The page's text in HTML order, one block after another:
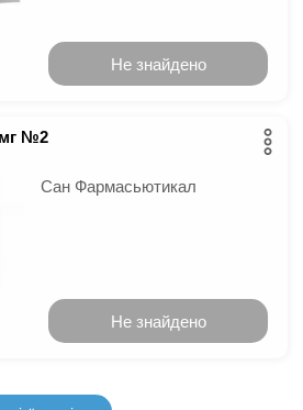
Не знайдено
мг №2
Сан Фармасьютикал
Не знайдено